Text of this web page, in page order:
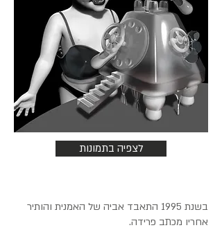
לצפיה בתמונות
בשנת 1995 התאבד אביה של האמנית והותיר
אחריו מכתב פרידה.